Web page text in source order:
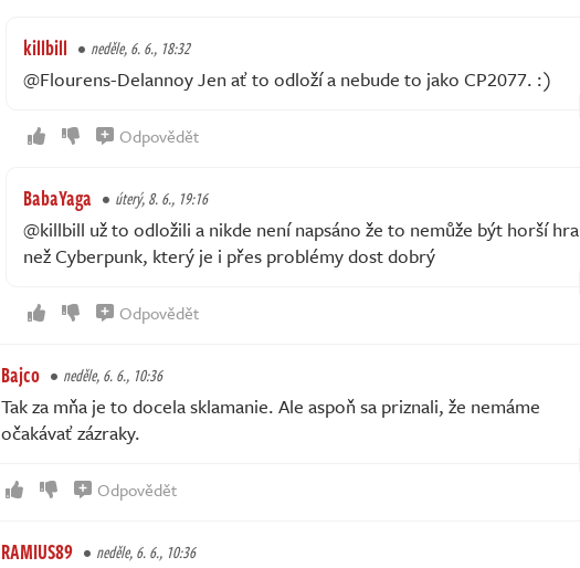
killbill neděle, 6. 6., 18:32
@Flourens-Delannoy Jen ať to odloží a nebude to jako CP2077. :)
Odpovědět
BabaYaga úterý, 8. 6., 19:16
@killbill už to odložili a nikde není napsáno že to nemůže být horší hra
než Cyberpunk, který je i přes problémy dost dobrý
Odpovědět
Bajco neděle, 6. 6., 10:36
Tak za mňa je to docela sklamanie. Ale aspoň sa priznali, že nemáme
očakávať zázraky.
Odpovědět
RAMIUS89 neděle, 6. 6., 10:36